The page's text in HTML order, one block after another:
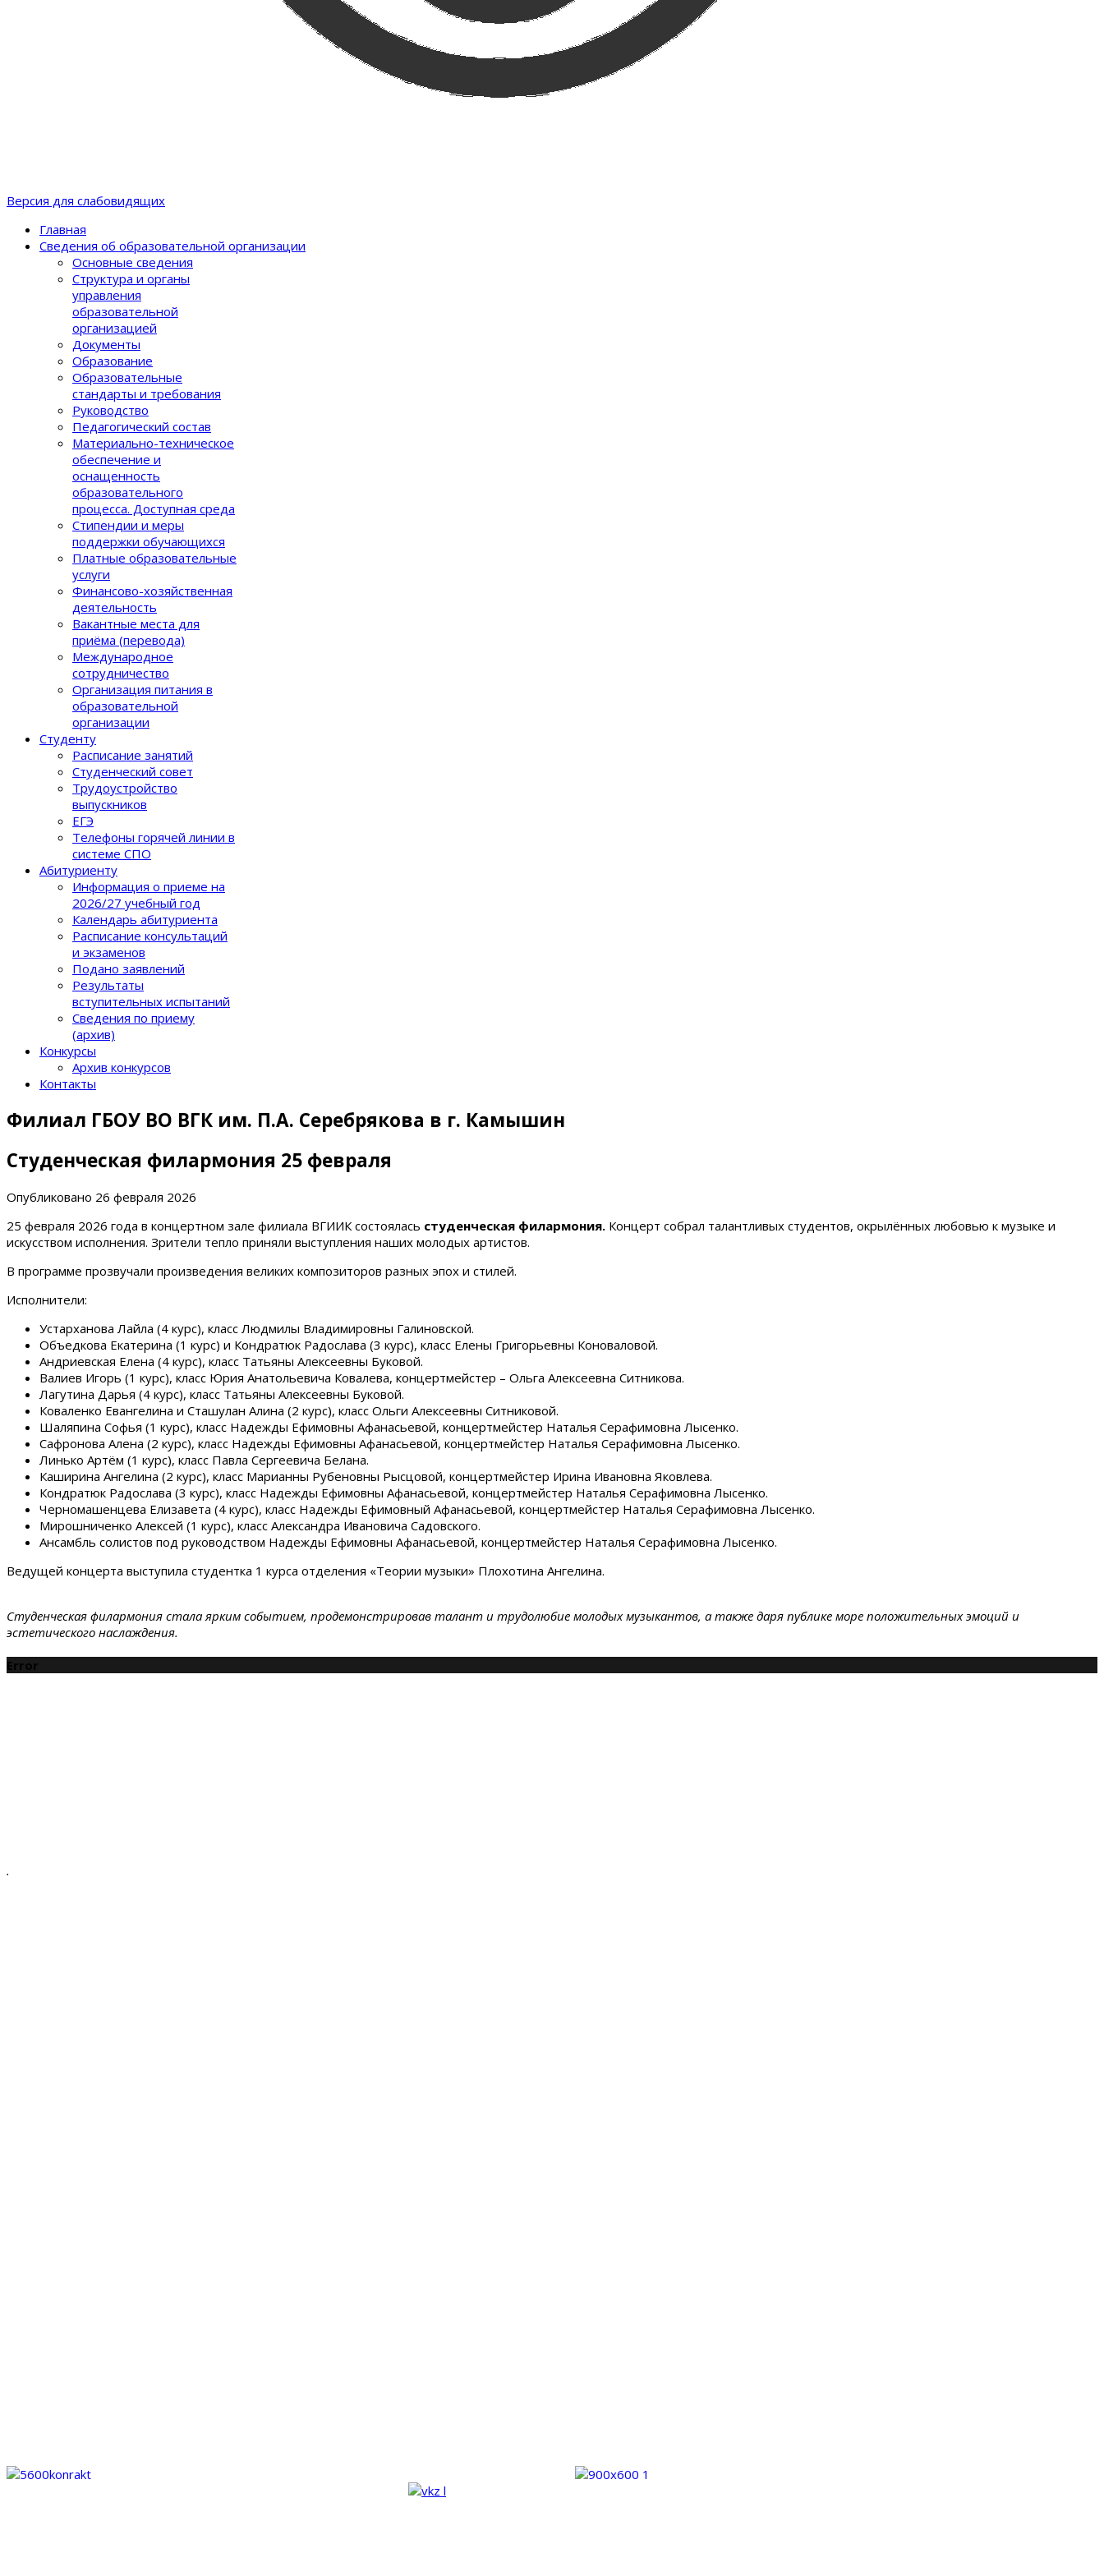
Версия для слабовидящих
Главная
Сведения об образовательной организации
Основные сведения
Структура и органы
управления
образовательной
организацией
Документы
Образование
Образовательные
стандарты и требования
Руководство
Педагогический состав
Материально-техническое
обеспечение и
оснащенность
образовательного
процеcса. Доступная среда
Стипендии и меры
поддержки обучающихся
Платные образовательные
услуги
Финансово-хозяйственная
деятельность
Вакантные места для
приёма (перевода)
Международное
сотрудничество
Организация питания в
образовательной
организации
Студенту
Расписание занятий
Студенческий совет
Трудоустройство
выпускников
ЕГЭ
Телефоны горячей линии в
системе СПО
Абитуриенту
Информация о приеме на
2026/27 учебный год
Календарь абитуриента
Расписание консультаций
и экзаменов
Подано заявлений
Результаты
вступительных испытаний
Сведения по приему
(архив)
Конкурсы
Архив конкурсов
Контакты
Филиал ГБОУ ВО ВГК им. П.А. Серебрякова в г. Камышин
Студенческая филармония 25 февраля
Опубликовано 26 февраля 2026
25 февраля 2026 года в концертном зале филиала ВГИИК состоялась студенческая филармония. Концерт собрал талантливых студентов, окрылённых любовью к музыке и
искусством исполнения. Зрители тепло приняли выступления наших молодых артистов.
В программе прозвучали произведения великих композиторов разных эпох и стилей.
Исполнители:
Устарханова Лайла (4 курс), класс Людмилы Владимировны Галиновской.
Объедкова Екатерина (1 курс) и Кондратюк Радослава (3 курс), класс Елены Григорьевны Коноваловой.
Андриевская Елена (4 курс), класс Татьяны Алексеевны Буковой.
Валиев Игорь (1 курс), класс Юрия Анатольевича Ковалева, концертмейстер – Ольга Алексеевна Ситникова.
Лагутина Дарья (4 курс), класс Татьяны Алексеевны Буковой.
Коваленко Евангелина и Сташулан Алина (2 курс), класс Ольги Алексеевны Ситниковой.
Шаляпина Софья (1 курс), класс Надежды Ефимовны Афанасьевой, концертмейстер Наталья Серафимовна Лысенко.
Сафронова Алена (2 курс), класс Надежды Ефимовны Афанасьевой, концертмейстер Наталья Серафимовна Лысенко.
Линько Артём (1 курс), класс Павла Сергеевича Белана.
Каширина Ангелина (2 курс), класс Марианны Рубеновны Рысцовой, концертмейстер Ирина Ивановна Яковлева.
Кондратюк Радослава (3 курс), класс Надежды Ефимовны Афанасьевой, концертмейстер Наталья Серафимовна Лысенко.
Черномашенцева Елизавета (4 курс), класс Надежды Ефимовный Афанасьевой, концертмейстер Наталья Серафимовна Лысенко.
Мирошниченко Алексей (1 курс), класс Александра Ивановича Садовского.
Ансамбль солистов под руководством Надежды Ефимовны Афанасьевой, концертмейстер Наталья Серафимовна Лысенко.
Ведущей концерта выступила студентка 1 курса отделения «Теории музыки» Плохотина Ангелина.
Студенческая филармония стала ярким событием, продемонстрировав талант и трудолюбие молодых музыкантов, а также даря публике море положительных эмоций и
эстетического наслаждения.
Error
.